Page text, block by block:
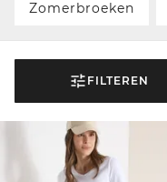
Zomerbroeken
FILTEREN